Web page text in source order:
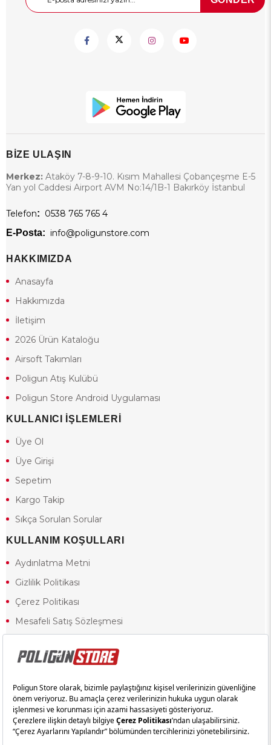
BİZE ULAŞIN
Merkez: Ataköy 7-8-9-10. Kısım Mahallesi Çobançeşme E-5
Yan yol Caddesi Airport AVM No:14/1B-1 Bakırköy İstanbul
Telefon: 0538 765 765 4
E-Posta: info@poligunstore.com
HAKKIMIZDA
Anasayfa
Hakkımızda
İletişim
2026 Ürün Kataloğu
Airsoft Takımları
Poligun Atış Kulübü
Poligun Store Android Uygulaması
KULLANICI İŞLEMLERİ
Üye Ol
Üye Girişi
Sepetim
Kargo Takip
Sıkça Sorulan Sorular
KULLANIM KOŞULLARI
Aydınlatma Metni
Gizlilik Politikası
Çerez Politikası
Mesafeli Satış Sözleşmesi
Kullanım Koşulları
18 yaşından küçük olduğunuz halde siteye girerseniz ve mesafeli satış
sözleşmesinde yer alan hükümlere ters düşerseniz, yaşla ilgili
kısıtlamalardan dolayı oluşabilecek herhangi bir durumda doğacak yasal
sorumluluk ve yükümlülükler tamamen tarafınıza ait olacak ve cezai
yaptırıma tabi tutulabileceksiniz.
Yasa gereği 18 yaşından küçük olanların sitemizi görüntülemesi ve